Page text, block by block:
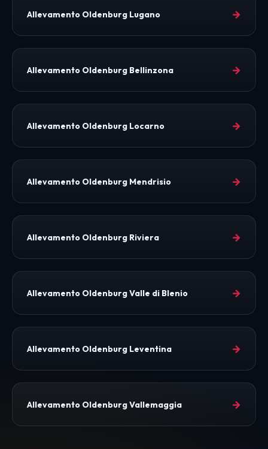
Allevamento Oldenburg Lugano →
Allevamento Oldenburg Bellinzona →
Allevamento Oldenburg Locarno →
Allevamento Oldenburg Mendrisio →
Allevamento Oldenburg Riviera →
Allevamento Oldenburg Valle di Blenio →
Allevamento Oldenburg Leventina →
Allevamento Oldenburg Vallemaggia →